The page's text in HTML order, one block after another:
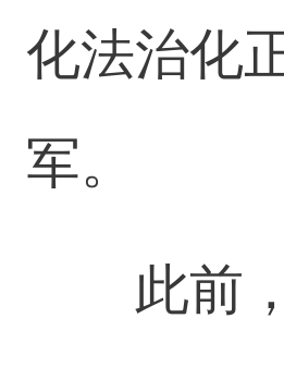
化法治化
军。
此前